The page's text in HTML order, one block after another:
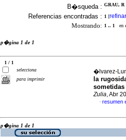
B�squeda : GRAU, R
Referencias encontradas : 1 [refinar
Mostrando: 1 .. 1 en
p�gina 1 de 1
1 / 1
selecciona
para imprimir
�lvarez-
la
Zulia, Abr
· resumen
p�gina 1 de 1